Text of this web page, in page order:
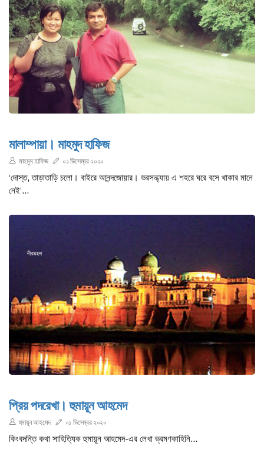
মালাম্পায়া। মাহমুদ হাফিজ
মাহমুদ হাফিজ ০১ ডিসেম্বর ২০২০
‘দোস্ত, তাড়াতাড়ি চলো। বাইরে আনন্দজোয়ার। ভরসন্ধ্যায় এ শহরে ঘরে বসে থাকার মানে
নেই’...
প্রিয় পদরেখা। হুমায়ূন আহমেদ
হুমায়ূন আহমেদ ০১ ডিসেম্বর ২০২০
কিংবদন্তি কথা সাহিত্যিক হুমায়ূন আহমেদ-এর লেখা ভ্রমণকাহিনি...